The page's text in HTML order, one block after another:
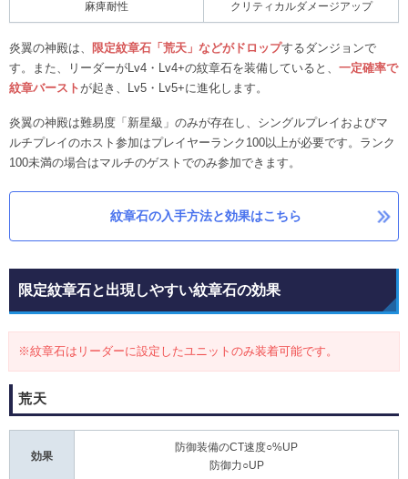
麻痺耐性 クリティカルダメージアップ
炎翼の神殿は、 限定紋章石「荒天」などがドロップするダンジョンで
す。また、リーダーがLv4・Lv4+の紋章石を装備していると、 一定確率で
紋章バーストが起き、Lv5・Lv5+に進化します。
炎翼の神殿は難易度「新星級」のみが存在し、シングルプレイおよびマ
ルチプレイのホスト参加はプレイヤーランク100以上が必要です。ランク
100未満の場合はマルチのゲストでのみ参加できます。
紋章石の入手方法と効果はこちら
限定紋章石と出現しやすい紋章石の効果
※紋章石はリーダーに設定したユニットのみ装着可能です。
荒天
効果
防御装備のCT速度○%UP
防御力○UP